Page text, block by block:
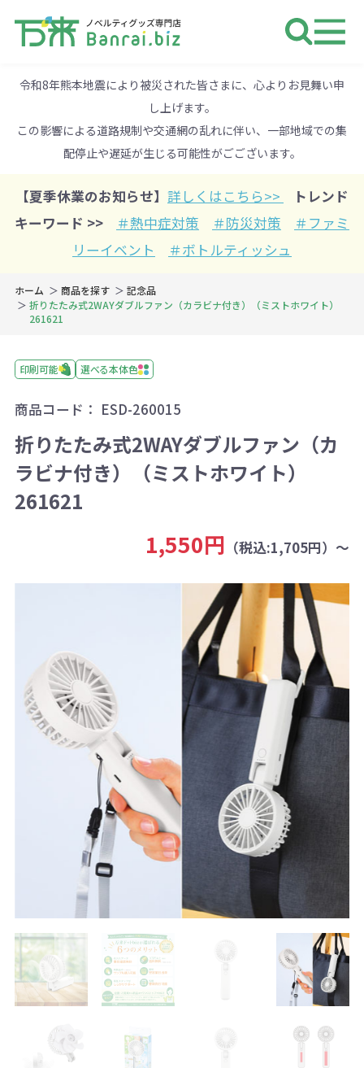
令和8年熊本地震により被災された皆さまに、心よりお見舞い申
し上げます。
この影響による道路規制や交通網の乱れに伴い、一部地域での集
配停止や遅延が生じる可能性がごございます。
【夏季休業のお知らせ】 詳しくはこちら>>
トレンド
キーワード >>
＃熱中症対策 ＃防災対策
＃ファミ
リーイベント
＃ボトルティッシュ
ホーム 商品を探す
記念品
折りたたみ式2WAYダブルファン（カラビナ付き）（ミストホワイト）
261621
印刷可能 選べる本体色
商品コード： ESD-260015
折りたたみ式2WAYダブルファン（カ
ラビナ付き）（ミストホワイト）
261621
1,550円 （税込:1,705円）～